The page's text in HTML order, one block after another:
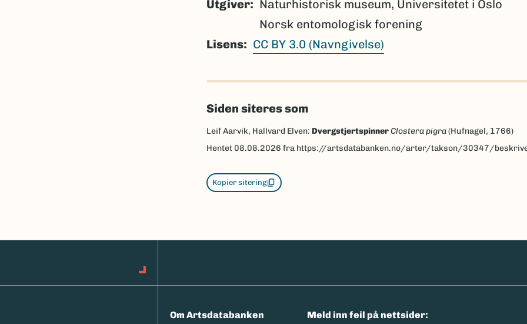
Utgiver
Naturhistorisk museum, Universitetet i Oslo
Norsk entomologisk forening
Lisens
CC BY 3.0 (Navngivelse)
Siden siteres som
Leif Aarvik, Hallvard Elven: DvergstjertspinnerClostera pigra(Hufnagel, 1766)
Hentet 08.08.2026 fra https://artsdatabanken.no/arter/takson/30347/
Kopier sitering
Om Artsdatabanken Meld inn feil på nettsider: